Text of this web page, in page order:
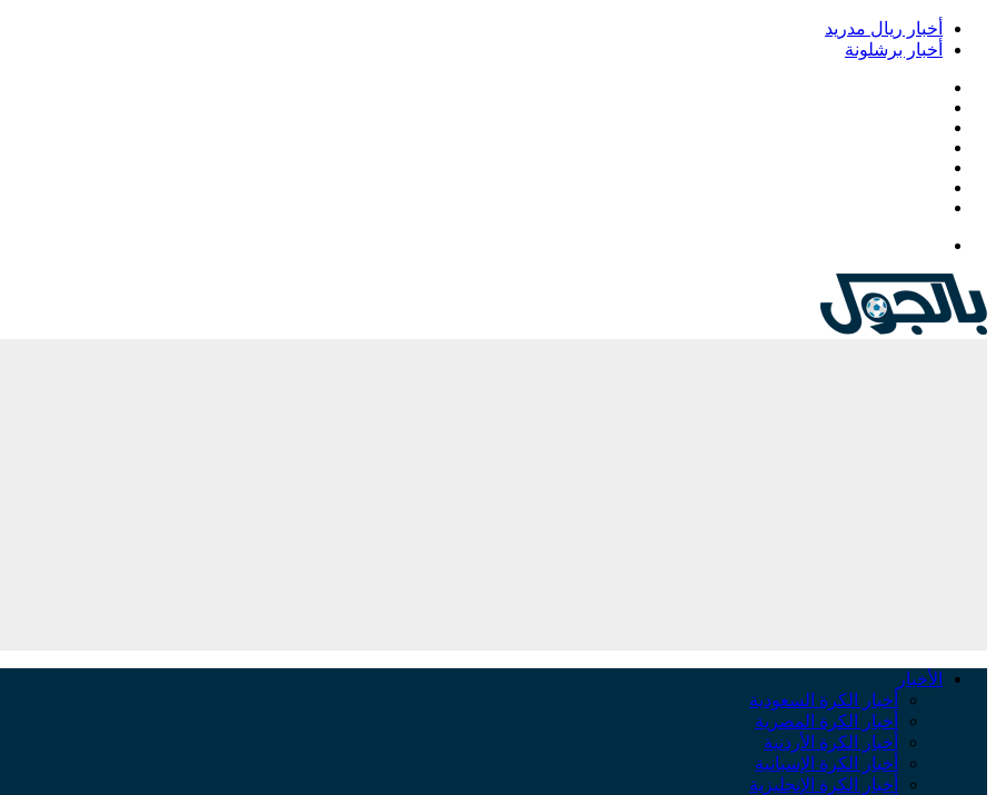
أخبار ريال مدريد
أخبار برشلونة
الأخبار
أخبار الكرة السعودية
أخبار الكرة المصرية
أخبار الكرة الأردنية
أخبار الكرة الإسبانية
أخبار الكرة الإنجليزية